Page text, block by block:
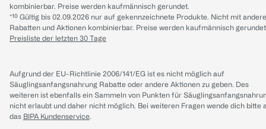
kombinierbar. Preise werden kaufmännisch gerundet.
*¹⁰ Gültig bis 02.09.2026 nur auf gekennzeichnete Produkte. Nicht mit
Rabatten und Aktionen kombinierbar. Preise werden kaufmännisch
Preisliste der letzten 30 Tage
Aufgrund der EU-Richtlinie 2006/141/EG ist es nicht möglich auf
Säuglingsanfangsnahrung Rabatte oder andere Aktionen zu geben. Des
weiteren ist ebenfalls ein Sammeln von Punkten für
nicht erlaubt und daher nicht möglich. Bei weiteren Fragen wende dich bitte
das BIPA Kundenservice.